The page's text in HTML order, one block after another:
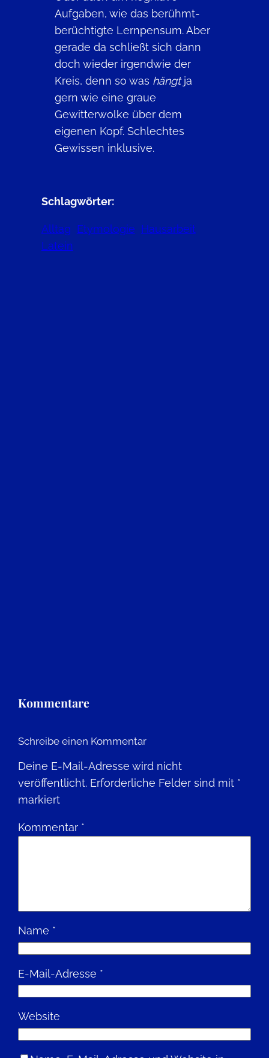
Aufgaben, wie das berühmt-
berüchtigte Lernpensum. Aber
gerade da schließt sich dann
doch wieder irgendwie der
Kreis, denn so was hängtja
gern wie eine graue
Gewitterwolke über dem
eigenen Kopf. Schlechtes
Gewissen inklusive.
Schlagwörter:
Alltag Etymologie Hausarbeit
Latein
Kommentare
Schreibe einen Kommentar
Deine E-Mail-Adresse wird nicht
veröffentlicht. Erforderliche Felder sind mit *
markiert
Kommentar *
Name *
E-Mail-Adresse *
Website